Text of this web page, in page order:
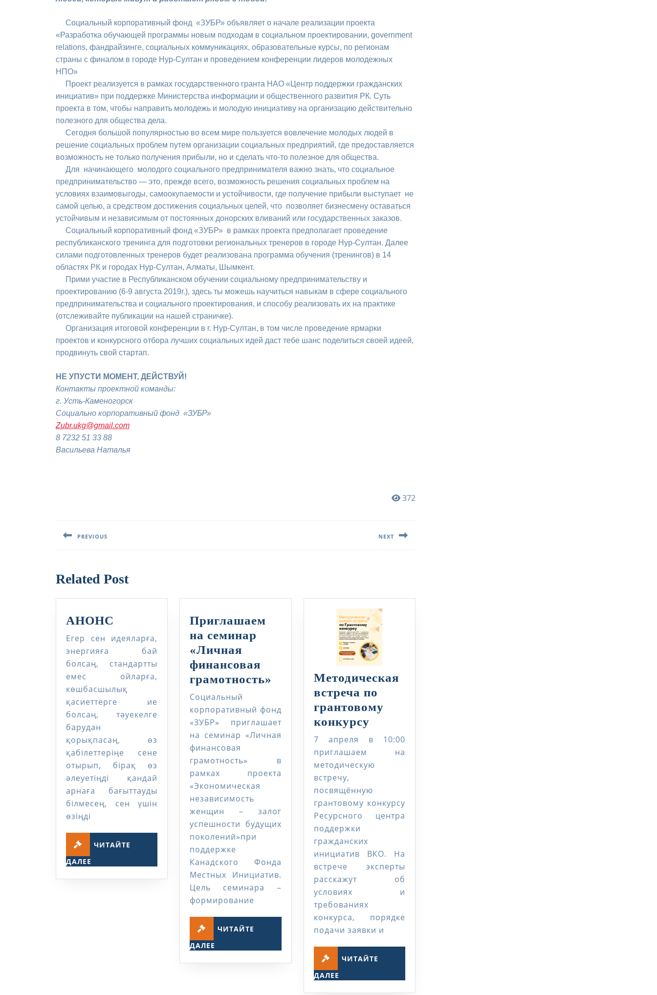
Социальный корпоративный фонд «ЗУБР» объявляет о начале реализации проекта
«Разработка обучающей программы новым подходам в социальном проектировании, government
relations, фандрайзинге, социальных коммуникациях, образовательные курсы, по регионам
страны с финалом в городе Нур-Султан и проведением конференции лидеров молодежных
НПО»
Проект реализуется в рамках государственного гранта НАО «Центр поддержки гражданских
инициатив» при поддержке Министерства информации и общественного развития РК. Суть
проекта в том, чтобы направить молодежь и молодую инициативу на организацию действительно
полезного для общества дела.
Сегодня большой популярностью во всем мире пользуется вовлечение молодых людей в
решение социальных проблем путем организации социальных предприятий, где предоставляется
возможность не только получения прибыли, но и сделать что-то полезное для общества.
Для начинающего молодого социального предпринимателя важно знать, что социальное
предпринимательство — это, прежде всего, возможность решения социальных проблем на
условиях взаимовыгоды, самоокупаемости и устойчивости, где получение прибыли выступает не
самой целью, а средством достижения социальных целей, что позволяет бизнесмену оставаться
устойчивым и независимым от постоянных донорских вливаний или государственных заказов.
Социальный корпоративный фонд «ЗУБР» в рамках проекта предполагает проведение
республиканского тренинга для подготовки региональных тренеров в городе Нур-Султан. Далее
силами подготовленных тренеров будет реализована программа обучения (тренингов) в 14
областях РК и городах Нур-Султан, Алматы, Шымкент.
Прими участие в Республиканском обучении социальному предпринимательству и
проектированию (6-9 августа 2019г.), здесь ты можешь научиться навыкам в сфере социального
предпринимательства и социального проектирования, и способу реализовать их на практике
(отслеживайте публикации на нашей страничке).
Организация итоговой конференции в г. Нур-Султан, в том числе проведение ярмарки
проектов и конкурсного отбора лучших социальных идей даст тебе шанс поделиться своей идеей,
продвинуть свой стартап.
НЕ УПУСТИ МОМЕНТ, ДЕЙСТВУЙ!
Контакты проектной команды:
г. Усть-Каменогорск
Социально корпоративный фонд «ЗУБР»
Zubr.ukg@gmail.com
8 7232 51 33 88
Васильева Наталья
372
по
PREVIOUS NEXT
Related Post
АНОНС
Егер сен идеяларға,
энергияға бай
болсаң, стандартты
емес ойларға,
көшбасшылық
қасиеттерге ие
болсаң, тәуекелге
барудан
қорықпасаң, өз
қабілеттеріңе сене
отырып, бірақ өз
әлеуетіңді қандай
арнаға бағыттауды
білмесең, сен үшін
өзіңді
ЧИТАЙТЕ
ДАЛЕЕ
Приглашаем
на семинар
«Личная
финансовая
грамотность» Приглашаем
семинар
«Личная
финансовая
грамотность»
Социальный
корпоративный фонд
«ЗУБР» приглашает
на семинар «Личная
финансовая
грамотность» в
рамках проекта
«Экономическая
независимость
женщин – залог
успешности будущих
поколений»при
поддержке
Канадского Фонда
Местных Инициатив.
Цель семинара –
формирование
ЧИТАЙТЕ
ДАЛЕЕ
Методическая
встреча по
грантовому
конкурсуМетодическая
встреча
грантовому
7 апреля в 10:00
приглашаем на
методическую
встречу,
посвящённую
грантовому конкурсу
Ресурсного центра
поддержки
гражданских
инициатив ВКО. На
встрече эксперты
расскажут об
условиях и
требованиях
конкурса, порядке
подачи заявки и
ЧИТАЙТЕ
ДАЛЕЕ